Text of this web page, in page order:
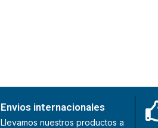
Envios internacionales
Llevamos nuestros productos a